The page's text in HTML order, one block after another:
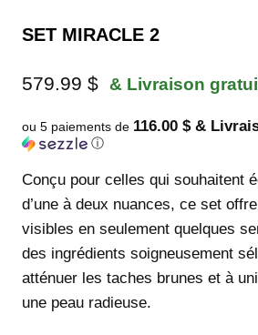
SET MIRACLE 2
579.99 $ & Livraison
ou 5 paiements de 116.00 $ &
ⓘ
Conçu pour celles qui souhaitent
d’une à deux nuances, ce set
visibles en seulement quelques
des ingrédients soigneusement
atténuer les taches brunes et à
une peau radieuse.